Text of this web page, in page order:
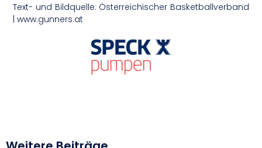
Text- und Bildquelle: Österreichischer Basketballverband
| www.gunners.at